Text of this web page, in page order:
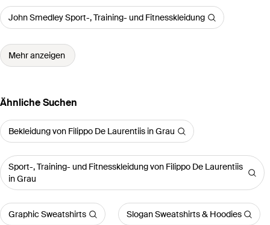
John Smedley Sport-, Training- und Fitnesskleidung
Mehr anzeigen
Ähnliche Suchen
Bekleidung von Filippo De Laurentiis in Grau
Sport-, Training- und Fitnesskleidung von Filippo De Laurentiis
in Grau
Graphic Sweatshirts Slogan Sweatshirts & Hoodies